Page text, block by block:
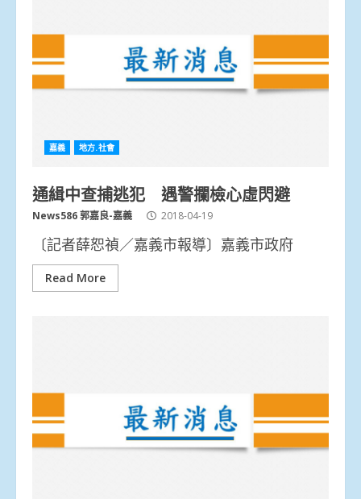
嘉義 地方.社會
通緝中查捕逃犯 遇警攔檢心虛閃避
News586 郭嘉良-嘉義 2018-04-19
〔記者薛恕禎／嘉義市報導〕嘉義市政府
Read More